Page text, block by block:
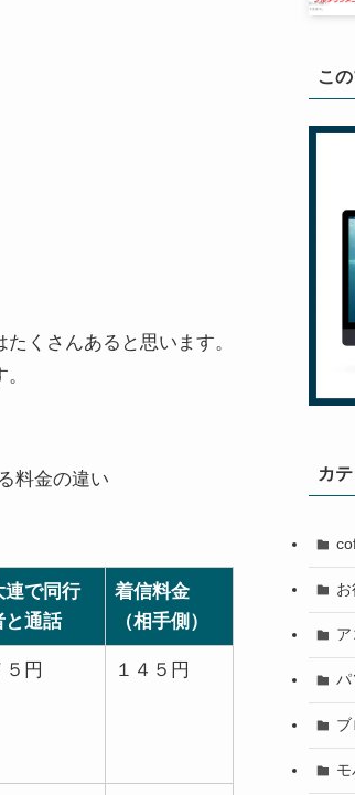
くさんあると思います。
料金の違い
連で同行
と通話
着信料金
（相手側）
５円 １４５円
こ
カ
パ